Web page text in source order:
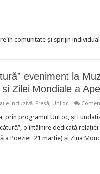
în comunitate și sprijin
eveniment la
Zilei Mondiale a
incluzivă, Presă, UnLoc
prin programul UnLoc, și
o întâlnire dedicată
a Poeziei (21 martie) și Ziua